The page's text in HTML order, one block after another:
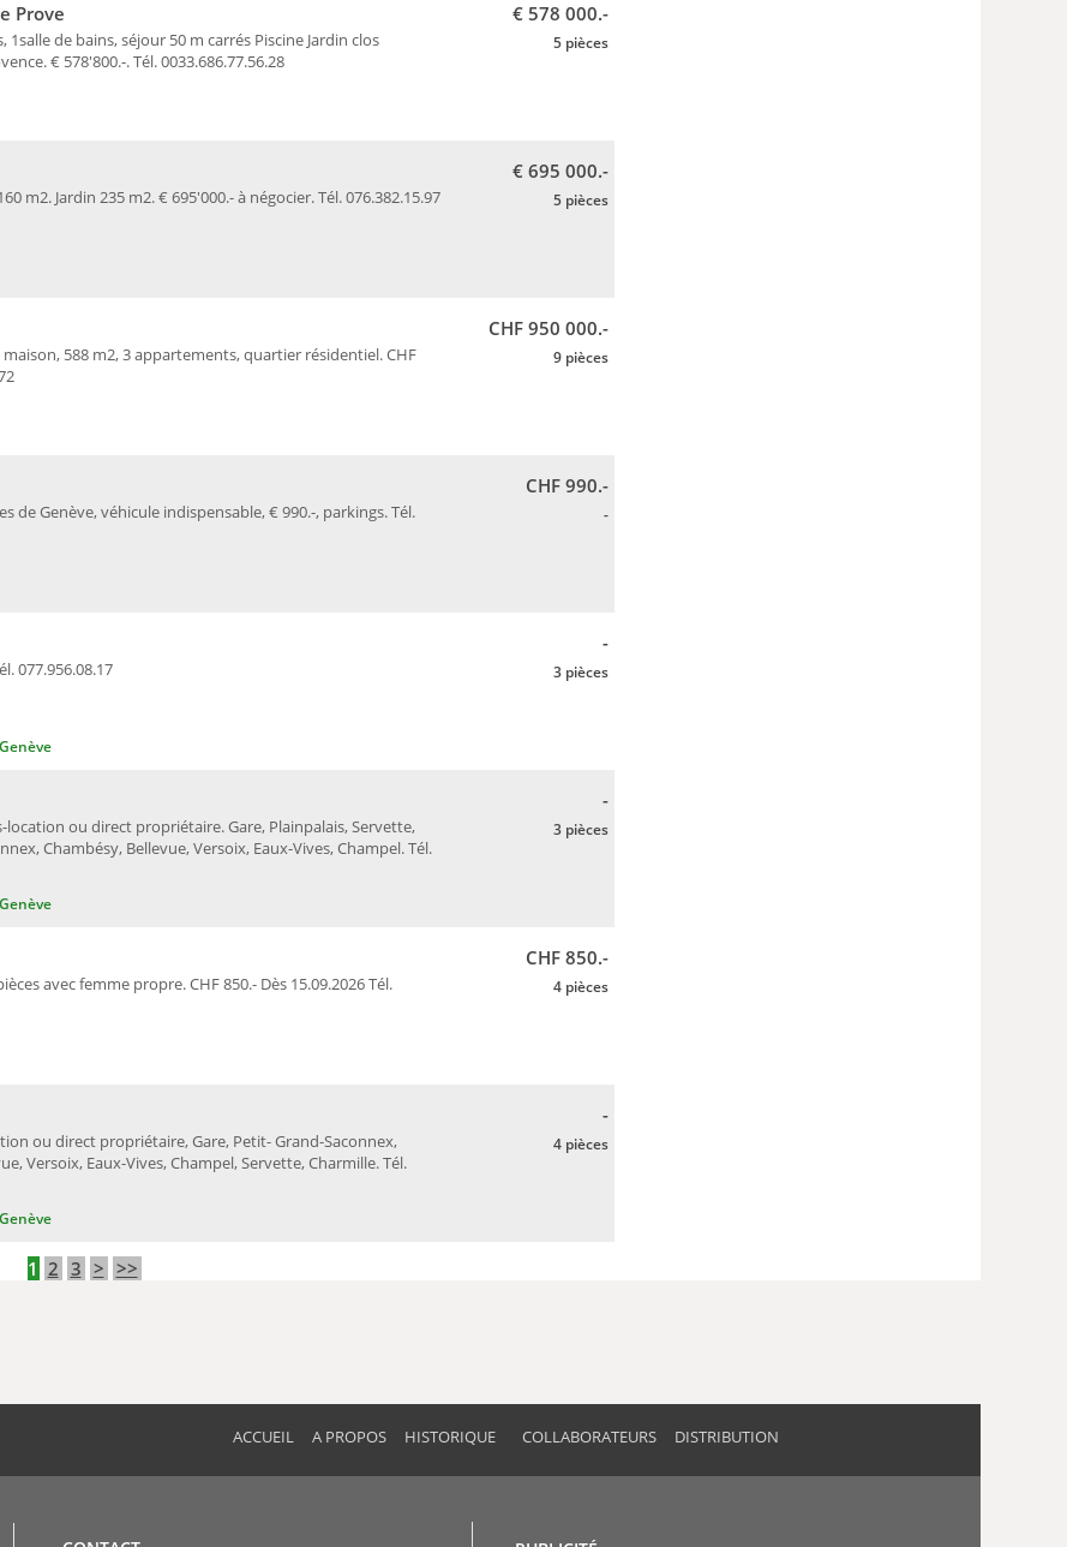
€ 578 000.-
5 pièces
de bains, séjour 50 m carrés Piscine Jardin clos
€ 578'800.-. Tél. 0033.686.77.56.28
Prove
€ 695 000.-
5 pièces
m2. Jardin 235 m2. € 695'000.- à négocier. Tél. 076.382.15.97
CHF 950 000.-
9 pièces
588 m2, 3 appartements, quartier résidentiel. CHF
CHF 990.-
-
de Genève, véhicule indispensable, € 990.-, parkings. Tél.
-
3 pièces
077.956.08.17
-
3 pièces
location ou direct propriétaire. Gare, Plainpalais, Servette,
Chambésy, Bellevue, Versoix, Eaux-Vives, Champel. Tél.
CHF 850.-
4 pièces
avec femme propre. CHF 850.- Dès 15.09.2026 Tél.
-
4 pièces
ou direct propriétaire, Gare, Petit- Grand-Saconnex,
Versoix, Eaux-Vives, Champel, Servette, Charmille. Tél.
1 2 3 > >>
ACCUEIL A PROPOS HISTORIQUE COLLABORATEURS DISTRIBUTION